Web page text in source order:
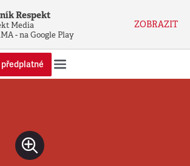
Respekt
Media
- na Google Play
ZOBRAZIT